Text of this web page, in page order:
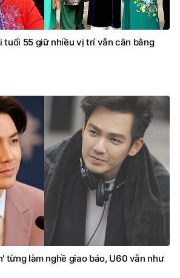
tuổi 55 giữ nhiều vị trí vẫn cân bằng
từng làm nghề giao báo, U60 vẫn như